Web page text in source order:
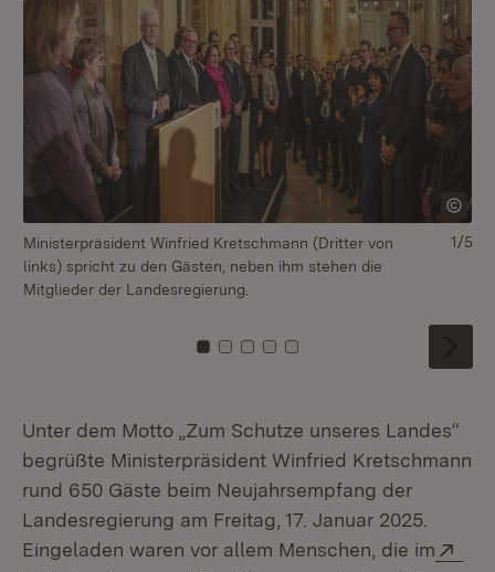
Ministerpräsident Winfried Kretschmann (Dritter von
links) spricht zu den Gästen, neben ihm stehen die
Mitglieder der Landesregierung.
Zu Kachel: 0
Zu Kachel: 1
Zu Kachel: 2
Zu Kachel: 3
Zu Kachel: 4
1/5
Unter dem Motto „Zum Schutze unseres Landes“
begrüßte Ministerpräsident Winfried Kretschmann
rund 650 Gäste beim Neujahrsempfang der
Landesregierung am Freitag, 17. Januar 2025.
Eingeladen waren vor allem Menschen, die im